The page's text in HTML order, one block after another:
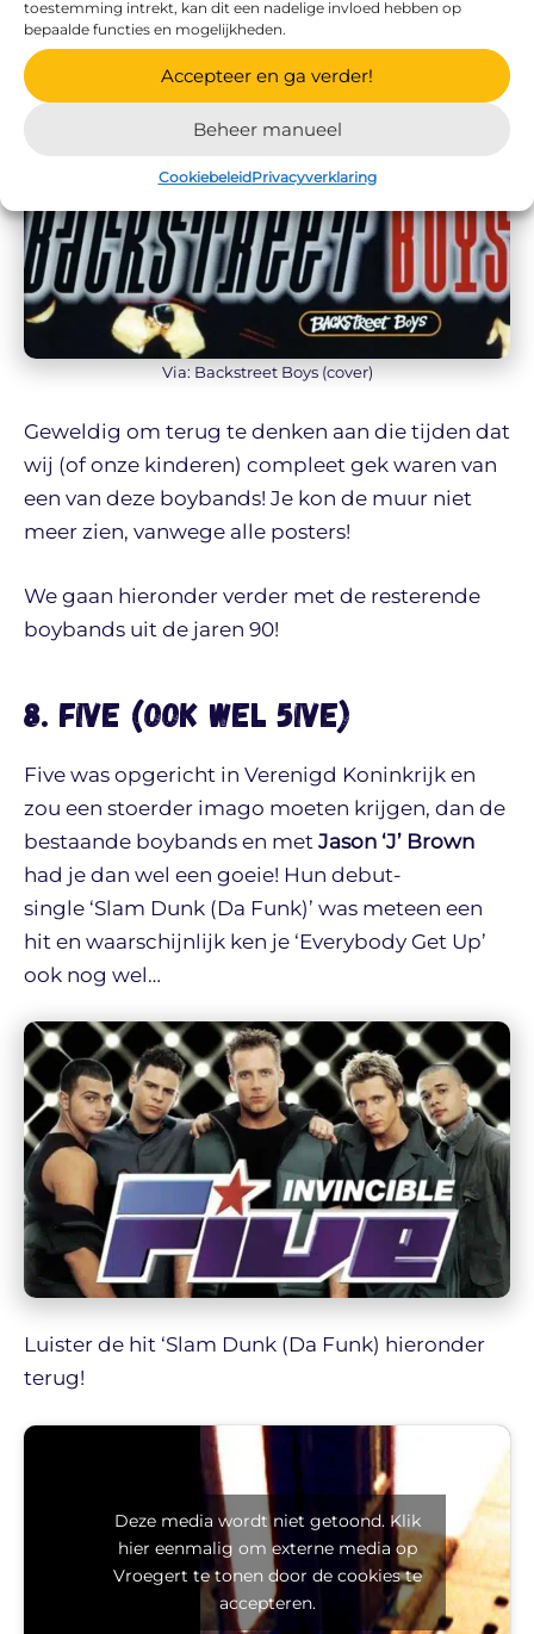
toestemming intrekt, kan dit een nadelige invloed hebben op
bepaalde functies en mogelijkheden.
Accepteer en ga verder!
Beheer manueel
CookiebeleidPrivacyverklaring
Via: Backstreet Boys (cover)
Geweldig om terug te denken aan die tijden dat
wij (of onze kinderen) compleet gek waren van
een van deze boybands! Je kon de muur niet
meer zien, vanwege alle posters!
We gaan hieronder verder met de resterende
boybands uit de jaren 90!
8. Five (ook wel 5ive)
Five was opgericht in Verenigd Koninkrijk en
zou een stoerder imago moeten krijgen, dan de
bestaande boybands en met Jason ‘J’ Brown
had je dan wel een goeie! Hun debut-
single ‘Slam Dunk (Da Funk)’ was meteen een
hit en waarschijnlijk ken je ‘Everybody Get Up’
ook nog wel…
Luister de hit ‘Slam Dunk (Da Funk) hieronder
terug!
Deze media wordt niet getoond. Klik
hier eenmalig om externe media op
Vroegert te tonen door de cookies te
accepteren.